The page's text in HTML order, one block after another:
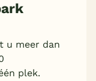
u meer dan
plek.